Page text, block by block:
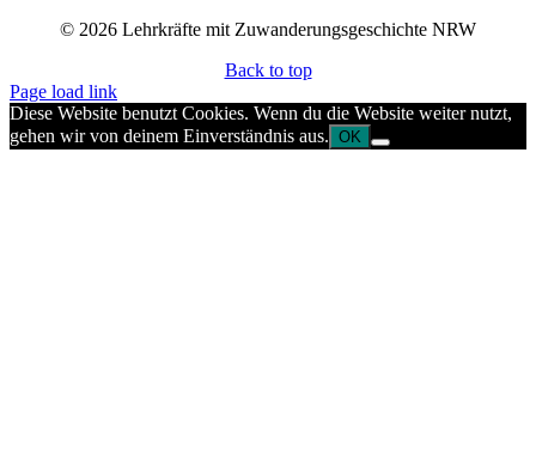
© 2026 Lehrkräfte mit Zuwanderungsgeschichte NRW
Back to top
Page load link
Diese Website benutzt Cookies. Wenn du die Website weiter nutzt,
gehen wir von deinem Einverständnis aus. OK